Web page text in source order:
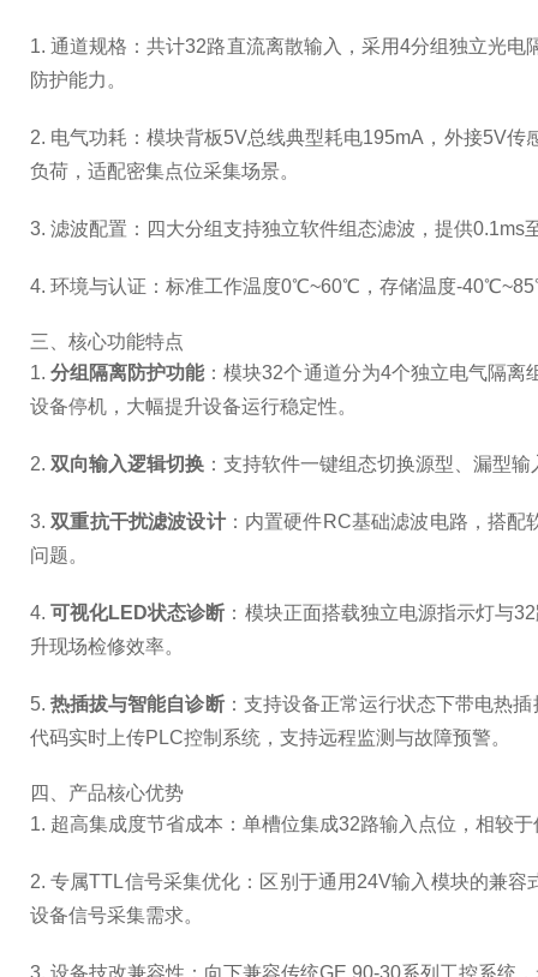
1. 通道规格：共计32路直流离散输入，采用4分组独立光
防护能力。
2. 电气功耗：模块背板5V总线典型耗电195mA，外接5V
负荷，适配密集点位采集场景。
3. 滤波配置：四大分组支持独立软件组态滤波，提供
4. 环境与认证：标准工作温度0℃~60℃，存储温度-
三、核心功能特点
1.分组隔离防护功能：模块32个通道分为4个独立电气隔离
设备停机，大幅提升设备运行稳定性。
2. 双向输入逻辑切换 ：支持软件一键组态切换源型、漏型
3.双重抗干扰滤波设计：内置硬件RC基础滤波电路，搭配
问题。
4.可视化LED状态诊断 ：模块正面搭载独立电源指示灯与
升现场检修效率。
5.热插拔与智能自诊断：支持设备正常运行状态下带电热
代码实时上传PLC控制系统，支持远程监测与故障预警。
四、产品核心优势
1. 超高集成度节省成本：单槽位集成32路输入点位，相较
2. 专属TTL信号采集优化：区别于通用24V输入模块的兼
设备信号采集需求。
3. 设备技改兼容性：向下兼容传统GE 90-30系列工控系统